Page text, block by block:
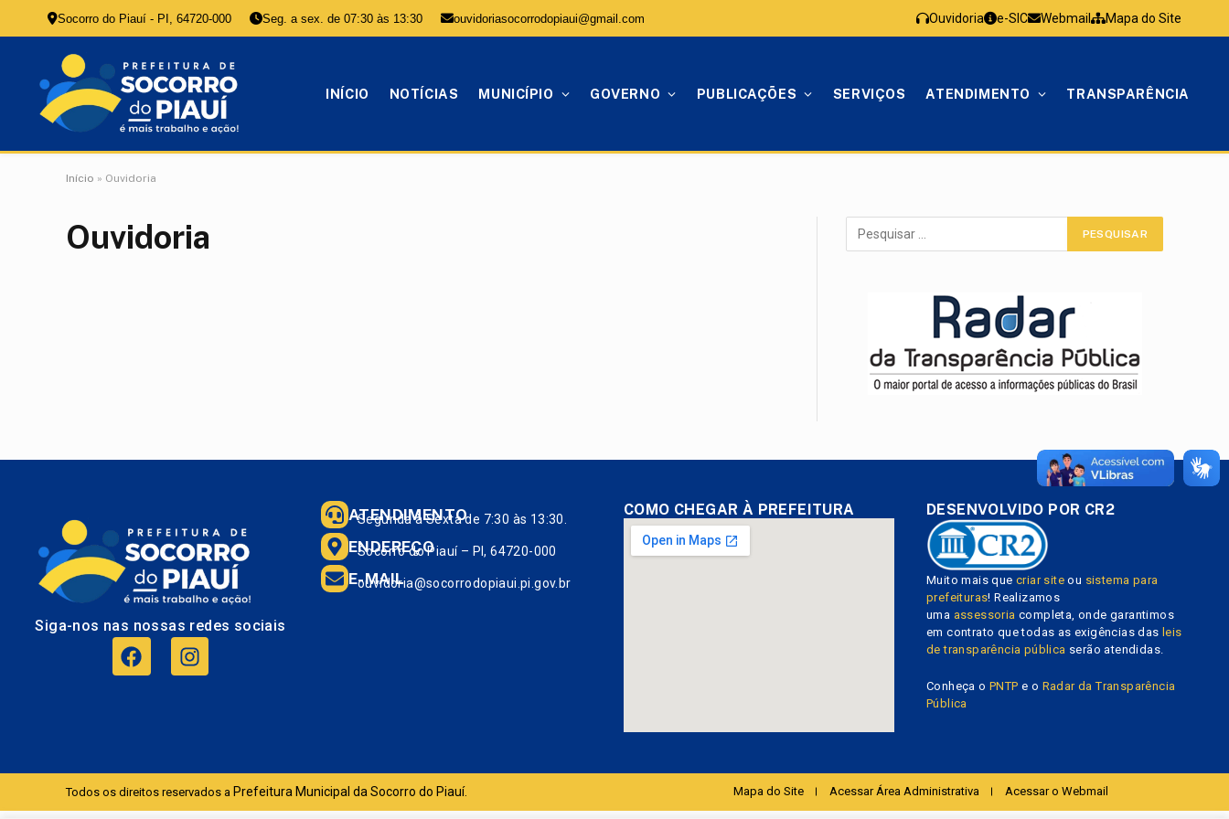
Socorro do Piauí - PI, 64720-000 Seg. a sex. de 07:30 às 13:30 ouvidoriasocorrodopiaui@gmail.com Ouvidoria e-SIC Webmail Mapa do Site
INÍCIO NOTÍCIAS MUNICÍPIO GOVERNO PUBLICAÇÕES SERVIÇOS ATENDIMENTO TRANSPARÊNCIA
Início » Ouvidoria
Ouvidoria
Siga-nos nas nossas redes sociais
ATENDIMENTO
Segunda à Sexta de 7:30 às 13:30.
ENDEREÇO
Socorro do Piauí – PI, 64720-000
E-MAIL
ouvidoria@socorrodopiaui.pi.gov.br
COMO CHEGAR À PREFEITURA DESENVOLVIDO POR CR2
Muito mais quecriar site ou sistema para
prefeituras! Realizamos
uma assessoria completa, onde garantimos
em contrato que todas as exigências das leis
de transparência pública serão atendidas.
Conheça oPNTP e o Radar da Transparência
Pública
Todos os direitos reservados a Prefeitura Municipal da Socorro do Piauí. Mapa do Site Acessar Área Administrativa Acessar o Webmail